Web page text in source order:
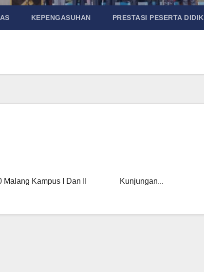
KEPENGASUHAN PRESTASI PESERTA DIDIK
10 Malang Kampus I Dan II Kunjungan...